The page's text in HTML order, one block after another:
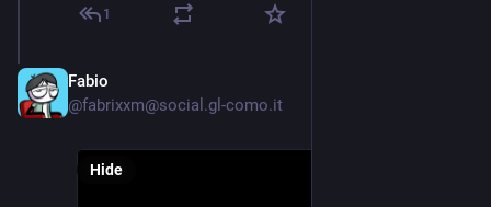
1
Fabio
@fabrixxm@social.gl-como.it
Hide